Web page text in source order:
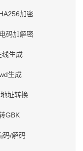
加密
码加解密
线生成
生成
址转换
GBK
码/解码